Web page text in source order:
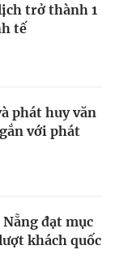
trở thành 1
tế
phát huy văn
với phát
đạt mục
khách quốc